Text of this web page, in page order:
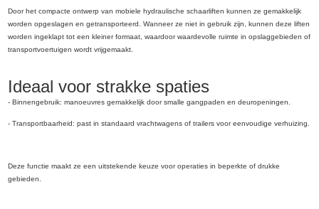
Door het compacte ontwerp van mobiele hydraulische schaarliften kunnen ze gemakkelijk
worden opgeslagen en getransporteerd. Wanneer ze niet in gebruik zijn, kunnen deze liften
worden ingeklapt tot een kleiner formaat, waardoor waardevolle ruimte in opslaggebieden of
transportvoertuigen wordt vrijgemaakt.
Ideaal voor strakke spaties
- Binnengebruik: manoeuvres gemakkelijk door smalle gangpaden en deuropeningen.
- Transportbaarheid: past in standaard vrachtwagens of trailers voor eenvoudige verhuizing.
Deze functie maakt ze een uitstekende keuze voor operaties in beperkte of drukke
gebieden.